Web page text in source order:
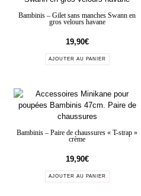
Bambinis – Gilet sans manches Swann en
gros velours havane
19,90€
AJOUTER AU PANIER
Bambinis – Paire de chaussures « T-strap »
crème
19,90€
AJOUTER AU PANIER